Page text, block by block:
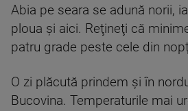
Abia pe seara se adună norii,
ploua şi aici. Reţineţi că
patru grade peste cele din
O zi plăcută prindem şi în
Bucovina. Temperaturile mai